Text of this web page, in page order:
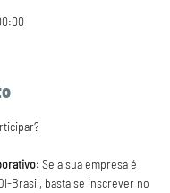
Se a sua empresa é
Brasil, basta se inscrever no